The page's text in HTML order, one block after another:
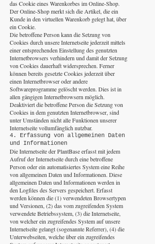
das Cookie eines Warenkorbes im Online-Shop.
Der Online-Shop merkt sich die Artikel, die ein
Kunde in den virtuellen Warenkorb gelegt hat, über
ein Cookie.
Die betroffene Person kann die Setzung von
Cookies durch unsere Internetseite jederzeit mittels
einer entsprechenden Einstellung des genutzten
Internetbrowsers verhindern und damit der Setzung
von Cookies dauerhaft widersprechen. Ferner
können bereits gesetzte Cookies jederzeit über
einen Internetbrowser oder andere
Softwareprogramme gelöscht werden. Dies ist in
allen gängigen Internetbrowsern möglich.
Deaktiviert die betroffene Person die Setzung von
Cookies in dem genutzten Internetbrowser, sind
unter Umständen nicht alle Funktionen unserer
Internetseite vollumfänglich nutzbar.
4. Erfassung von allgemeinen Daten
und Informationen
Die Internetseite der PlantBase erfasst mit jedem
Aufruf der Internetseite durch eine betroffene
Person oder ein automatisiertes System eine Reihe
von allgemeinen Daten und Informationen. Diese
allgemeinen Daten und Informationen werden in
den Logfiles des Servers gespeichert. Erfasst
werden können die (1) verwendeten Browsertypen
und Versionen, (2) das vom zugreifenden System
verwendete Betriebssystem, (3) die Internetseite,
von welcher ein zugreifendes System auf unsere
Internetseite gelangt (sogenannte Referrer), (4) die
Unterwebseiten, welche über ein zugreifendes